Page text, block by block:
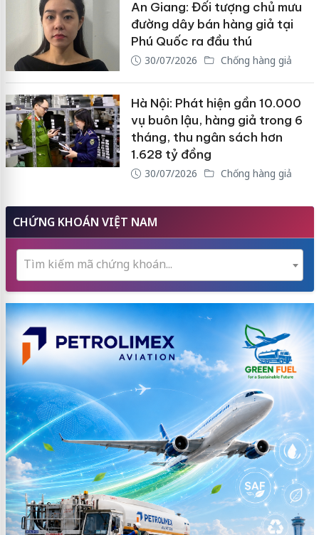
An Giang: Đối tượng chủ mưu
đường dây bán hàng giả tại
Phú Quốc ra đầu thú
30/07/2026 Chống hàng giả
Hà Nội: Phát hiện gần 10.000
vụ buôn lậu, hàng giả trong 6
tháng, thu ngân sách hơn
1.628 tỷ đồng
30/07/2026 Chống hàng giả
CHỨNG KHOÁN VIỆT NAM
Tìm kiếm mã chứng khoán...